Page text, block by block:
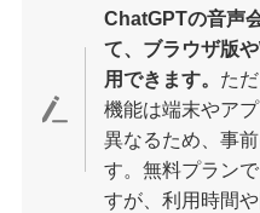
ChatGPTの音声
て、ブラウザ版
用できます。 た
機能は端末やア
異なるため、事
す。無料プラン
すが、利用時間